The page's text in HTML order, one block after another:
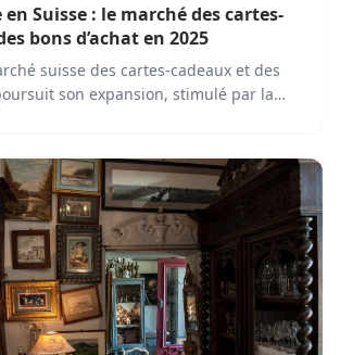
en Suisse : le marché des cartes-
bons d’achat en 2025
suisse des cartes-cadeaux et des
son expansion, stimulé par la